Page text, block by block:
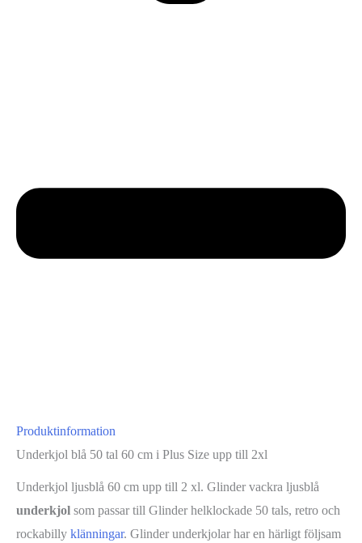
Produktinformation
Underkjol blå 50 tal 60 cm i Plus Size upp till 2xl
Underkjol ljusblå 60 cm upp till 2 xl. Glinder vackra ljusblå
underkjol som passar till Glinder helklockade 50 tals, retro och
rockabilly klänningar. Glinder underkjolar har en härligt följsam